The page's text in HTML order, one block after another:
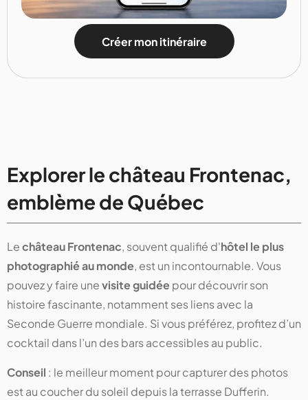
Créer mon itinéraire
Explorer le château Frontenac,
emblème de Québec
Lechâteau Frontenac, souvent qualifié d'hôtel le plus
photographié au monde, est un incontournable. Vous
pouvez y faire unevisite guidéepour découvrir son
histoire fascinante, notamment ses liens avec la
Seconde Guerre mondiale. Si vous préférez, profitez d’un
cocktail dans l’un des bars accessibles au public.
Conseil : le meilleur moment pour capturer des photos
est au coucher du soleil depuis la terrasse Dufferin.